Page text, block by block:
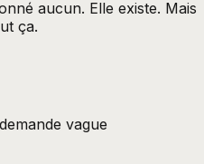
aucun. Elle existe. Mais
ça.
vague